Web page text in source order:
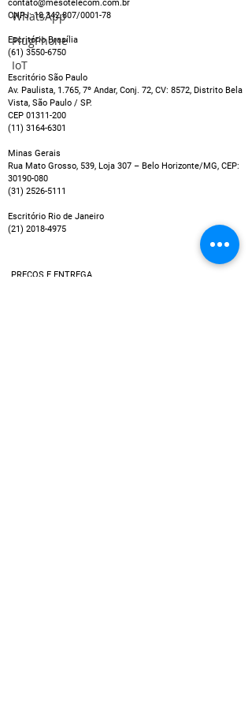
WhatsApp
PlugPhone
IoT
Yealink: conheça 5 dos
equipamentos de
videoconferência para
salas de reuniões
Teams e Zoom
contato@mesotelecom.com.br
CNPJ:18.342.807/0001-78
Escritório Brasília
(61) 3550-6750
Escritório São Paulo
Av. Paulista, 1.765, 7º Andar, Conj. 72, CV: 8572, Distrito Bela
Vista, São Paulo / SP.
CEP 01311-200
(11) 3164-6301
Minas Gerais
Rua Mato Grosso, 539, Loja 307 – Belo Horizonte/MG, CEP:
30190-080
(31) 2526-5111
Escritório Rio de Janeiro
(21) 2018-4975
PREÇOS E ENTREGA